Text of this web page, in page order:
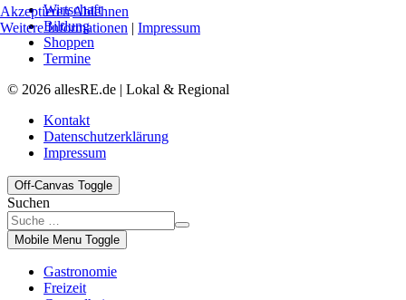
Wirtschaft
Bildung
Shoppen
Termine
© 2026 allesRE.de | Lokal & Regional
Kontakt
Datenschutzerklärung
Impressum
Off-Canvas Toggle
Suchen
Mobile Menu Toggle
Gastronomie
Freizeit
AkzeptierenAblehnen
Weitere Informationen | Impressum